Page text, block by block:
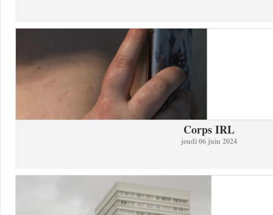
Corps IRL
jeudi 06 juin 2024